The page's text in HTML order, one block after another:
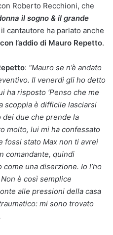
Roberto Recchioni, che
il sogno & il grande
cantautore ha parlato anche
l’addio di Mauro Repetto.
: “Mauro se n’è andato
Il venerdì gli ho detto
ha risposto ‘Penso che me
scoppia è difficile lasciarsi
dei due che prende la
molto, lui mi ha confessato
fossi stato Max non ti avrei
comandante, quindi
una diserzione. Io l’ho
è così semplice
alle pressioni della casa
mi sono trovato